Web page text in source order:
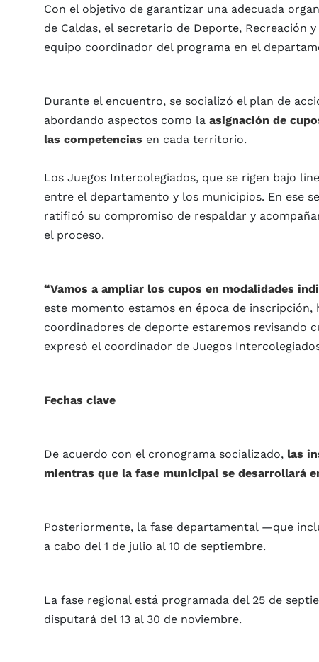
Con el objetivo de garantizar una adecuada
de Caldas, el secretario de Deporte, Recreación
equipo coordinador del programa en el
Durante el encuentro, se socializó el plan de
abordando aspectos como la asignación de
las competencias en cada territorio.
Los Juegos Intercolegiados, que se rigen bajo
entre el departamento y los municipios. En ese
ratificó su compromiso de respaldar y
el proceso.
“Vamos a ampliar los cupos en modalidades
este momento estamos en época de
coordinadores de deporte estaremos revisando
expresó el coordinador de Juegos
Fechas clave
De acuerdo con el cronograma socializado, las
mientras que la fase municipal se desarrollará
Posteriormente, la fase departamental —que
a cabo del 1 de julio al 10 de septiembre.
La fase regional está programada del 25 de
disputará del 13 al 30 de noviembre.